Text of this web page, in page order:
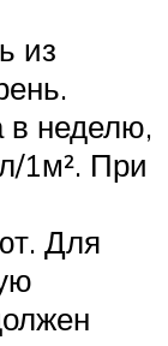
из
в неделю,
1м². При
Для